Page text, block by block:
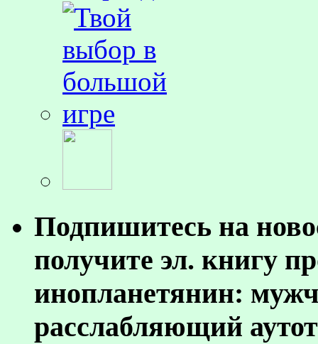
Подпишитесь на
получите эл. книгу
инопланетянин:
расслабляющий